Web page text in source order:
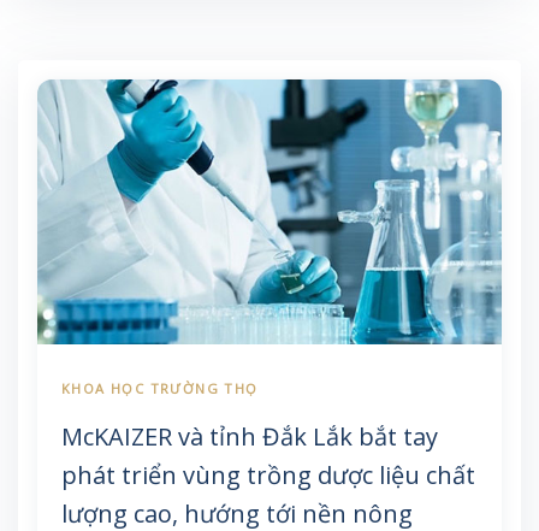
McKAIZER và tỉnh Đắk Lắk bắt tay
phát triển vùng trồng dược liệu chất
lượng cao, hướng tới nền nông